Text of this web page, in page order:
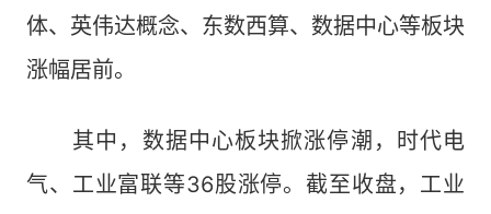
体、英伟达概念、东数西算、数据中心等板块
涨幅居前。
其中，数据中心板块掀涨停潮，时代电
气、工业富联等36股涨停。截至收盘，工业